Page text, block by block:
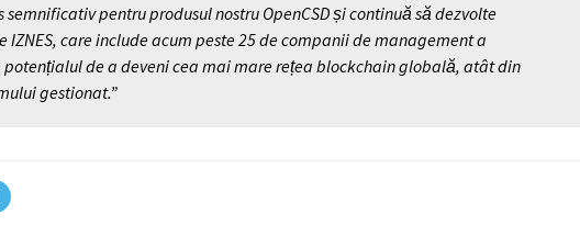
pentru produsul nostru OpenCSD și continuă să dezvolte
care include acum peste 25 de companii de management a
de a deveni cea mai mare rețea blockchain globală, atât din
gestionat.”